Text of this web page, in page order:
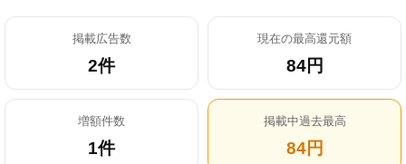
掲載広告数
2件
現在の最高還元額
84円
増額件数
1件
掲載中過去最高
84円